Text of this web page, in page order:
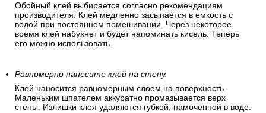
Обойный клей выбирается согласно рекомендациям
производителя. Клей медленно засыпается в емкость с
водой при постоянном помешивании. Через некоторое
время клей набухнет и будет напоминать кисель. Теперь
его можно использовать.
Равномерно нанесите клей на стену.
Клей наносится равномерным слоем на поверхность.
Маленьким шпателем аккуратно промазывается верх
стены. Излишки клея удаляются губкой, намоченной в воде.